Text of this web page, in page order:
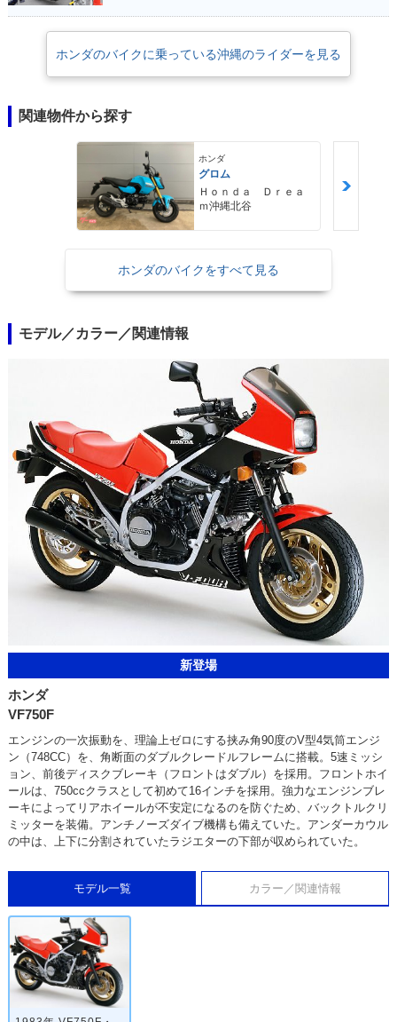
ホンダのバイクに乗っている沖縄のライダーを見る
関連物件から探す
ホンダ
グロム
Ｈｏｎｄａ Ｄｒｅａ
ｍ沖縄北谷
ホンダのバイクをすべて見る
モデル／カラー／関連情報
新登場
ホンダ
VF750F
エンジンの一次振動を、理論上ゼロにする挟み角90度のV型4気筒エンジ
ン（748CC）を、角断面のダブルクレードルフレームに搭載。5速ミッシ
ョン、前後ディスクブレーキ（フロントはダブル）を採用。フロントホイ
ールは、750ccクラスとして初めて16インチを採用。強力なエンジンブレ
ーキによってリアホイールが不安定になるのを防ぐため、バックトルクリ
ミッターを装備。アンチノーズダイブ機構も備えていた。アンダーカウル
の中は、上下に分割されていたラジエターの下部が収められていた。
モデル一覧 カラー／関連情報